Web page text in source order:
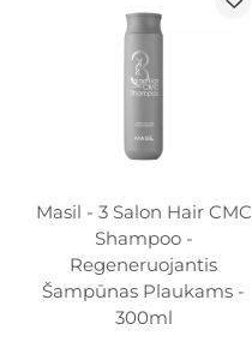
Masil - 3 Salon Hair CMC
Shampoo -
Regeneruojantis
Šampūnas Plaukams -
300ml